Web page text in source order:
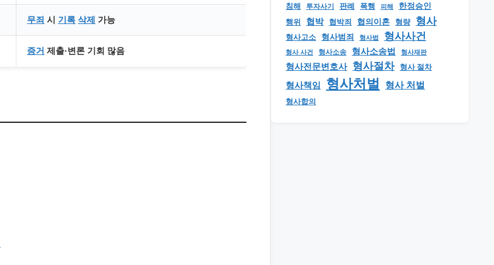
무죄 시 기록 삭제 가능
증거 제출·변론 기회 많음
침해
투자사기 판례 폭행 피해 한정승인
행위 협박 협박죄 협의이혼 형량 형사
형사고소 형사범죄 형사법 형사사건
형사 사건 형사소송 형사소송법 형사재판
형사전문변호사 형사절차 형사 절차
형사책임 형사처벌 형사 처벌
형사합의